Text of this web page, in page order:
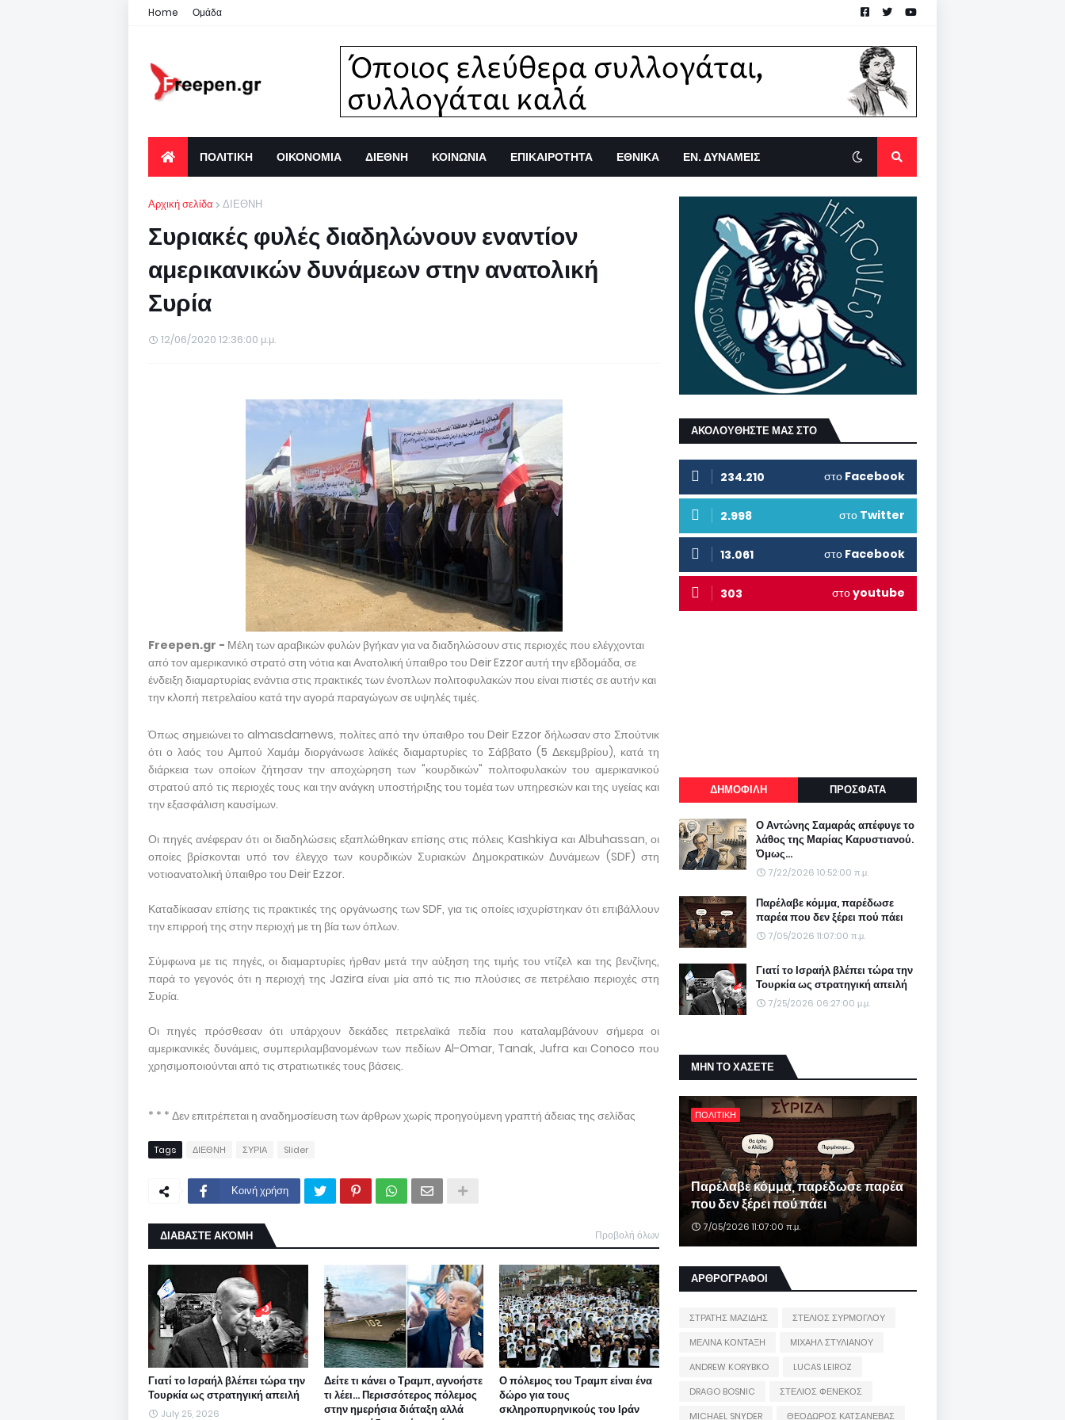
Home Ομάδα
ΠΟΛΙΤΙΚΗ ΟΙΚΟΝΟΜΙΑ ΔΙΕΘΝΗ ΚΟΙΝΩΝΙΑ ΕΠΙΚΑΙΡΟΤΗΤΑ ΕΘΝΙΚΑ ΕΝ. ΔΥΝΑΜΕΙΣ
Αρχική σελίδα ΔΙΕΘΝΗ
Συριακές φυλές διαδηλώνουν εναντίον
αμερικανικών δυνάμεων στην ανατολική
Συρία
12/06/2020 12:36:00 μ.μ.
Freepen.gr - Μέλη των αραβικών φυλών βγήκαν για να διαδηλώσουν στις περιοχές που ελέγχονται
από τον αμερικανικό στρατό στη νότια και Ανατολική ύπαιθρο του Deir Ezzor αυτή την εβδομάδα, σε
ένδειξη διαμαρτυρίας ενάντια στις πρακτικές των ένοπλων πολιτοφυλακών που είναι πιστές σε αυτήν και
την κλοπή πετρελαίου κατά την αγορά παραγώγων σε υψηλές τιμές.
Όπως σημειώνει το almasdarnews, πολίτες από την ύπαιθρο του Deir Ezzor δήλωσαν στο Σπούτνικ
ότι ο λαός του Αμπού Χαμάμ διοργάνωσε λαϊκές διαμαρτυρίες το Σάββατο (5 Δεκεμβρίου), κατά τη
διάρκεια των οποίων ζήτησαν την αποχώρηση των "κουρδικών" πολιτοφυλακών του αμερικανικού
στρατού από τις περιοχές τους και την ανάγκη υποστήριξης του τομέα των υπηρεσιών και της υγείας και
την εξασφάλιση καυσίμων.
Οι πηγές ανέφεραν ότι οι διαδηλώσεις εξαπλώθηκαν επίσης στις πόλεις Kashkiya και Albuhassan, οι
οποίες βρίσκονται υπό τον έλεγχο των κουρδικών Συριακών Δημοκρατικών Δυνάμεων (SDF) στη
νοτιοανατολική ύπαιθρο του Deir Ezzor.
Καταδίκασαν επίσης τις πρακτικές της οργάνωσης των SDF, για τις οποίες ισχυρίστηκαν ότι επιβάλλουν
την επιρροή της στην περιοχή με τη βία των όπλων.
Σύμφωνα με τις πηγές, οι διαμαρτυρίες ήρθαν μετά την αύξηση της τιμής του ντίζελ και της βενζίνης,
παρά το γεγονός ότι η περιοχή της Jazira είναι μία από τις πιο πλούσιες σε πετρέλαιο περιοχές στη
Συρία.
Οι πηγές πρόσθεσαν ότι υπάρχουν δεκάδες πετρελαϊκά πεδία που καταλαμβάνουν σήμερα οι
αμερικανικές δυνάμεις, συμπεριλαμβανομένων των πεδίων Al-Omar, Tanak, Jufra και Conoco που
χρησιμοποιούνται από τις στρατιωτικές τους βάσεις.
* * * Δεν επιτρέπεται η αναδημοσίευση των άρθρων χωρίς προηγούμενη γραπτή άδειας της σελίδας
Tags ΔΙΕΘΝΗ ΣΥΡΙΑ Slider
Κοινή χρήση
ΔΙΑΒΑΣΤΕ ΑΚΌΜΗ Προβολή όλων
Γιατί το Ισραήλ βλέπει τώρα την
Τουρκία ως στρατηγική απειλή
July 25, 2026
Δείτε τι κάνει ο Τραμπ, αγνοήστε
τι λέει... Περισσότερος πόλεμος
στην ημερήσια διάταξη αλλά
Ο πόλεμος του Τραμπ είναι ένα
δώρο για τους
σκληροπυρηνικούς του Ιράν
ΑΚΟΛΟΥΘΗΣΤΕ ΜΑΣ ΣΤΟ
234.210 στο Facebook
2.998 στο Twitter
13.061 στο Facebook
303 στοyoutube
ΔΗΜΟΦΙΛΗ ΠΡΟΣΦΑΤΑ
Ο Αντώνης Σαμαράς απέφυγε το
λάθος της Μαρίας Καρυστιανού.
Όμως...
7/22/2026 10:52:00 π.μ.
Παρέλαβε κόμμα, παρέδωσε
παρέα που δεν ξέρει πού πάει
7/05/2026 11:07:00 π.μ.
Γιατί το Ισραήλ βλέπει τώρα την
Τουρκία ως στρατηγική απειλή
7/25/2026 06:27:00 μ.μ.
ΜΗΝ ΤΟ ΧΑΣΕΤΕ
ΠΟΛΙΤΙΚΗ
Παρέλαβε κόμμα, παρέδωσε παρέα
που δεν ξέρει πού πάει
7/05/2026 11:07:00 π.μ.
ΑΡΘΡΟΓΡΑΦΟΙ
ΣΤΡΑΤΗΣ ΜΑΖΙΔΗΣ
ΣΤΕΛΙΟΣ ΣΥΡΜΟΓΛΟΥ
ΜΕΛΙΝΑ ΚΟΝΤΑΞΗ
ΜΙΧΑΗΛ ΣΤΥΛΙΑΝΟΥ
ANDREW KORYBKO
LUCAS LEIROZ
DRAGO BOSNIC
ΣΤΕΛΙΟΣ ΦΕΝΕΚΟΣ
MICHAEL SNYDER
ΘΕΟΔΩΡΟΣ ΚΑΤΣΑΝΕΒΑΣ